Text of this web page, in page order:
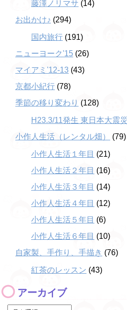
藤澤ノリマサ (14)
お出かけ♪ (294)
国内旅行 (191)
ニューヨーク'15 (26)
マイアミ'12-13 (43)
京都小紀行 (78)
季節の移り変わり (128)
H23.3/11発生 東日本大震災
小作人生活（レンタル畑）
(79)
小作人生活１年目 (21)
小作人生活２年目 (16)
小作人生活３年目 (14)
小作人生活４年目 (12)
小作人生活５年目 (6)
小作人生活６年目 (10)
自家製、手作り、手描き (76)
紅茶のレッスン (43)
アーカイブ